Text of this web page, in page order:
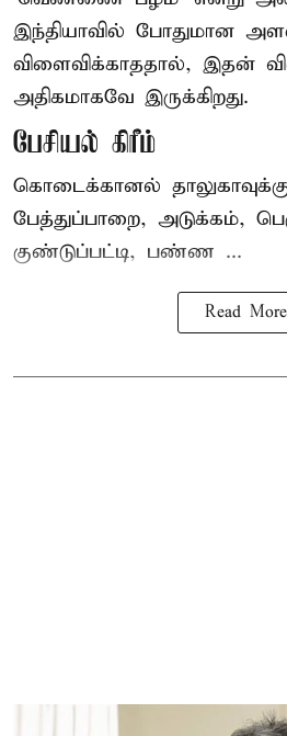
இந்தியாவில் போதுமான
விளைவிக்காததால், இதன்
அதிகமாகவே இருக்கிறது.
பேசியல் கிரீம்
கொடைக்கானல்
பேத்துப்பாறை, அடுக்கம்,
குண்டுப்பட்டி, பண்ண ...
Read More